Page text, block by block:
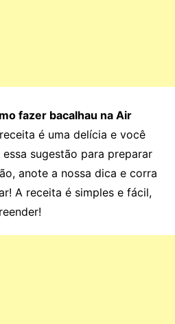
fazer bacalhau na Air
é uma delícia e você
sugestão para preparar
anote a nossa dica e corra
A receita é simples e fácil,